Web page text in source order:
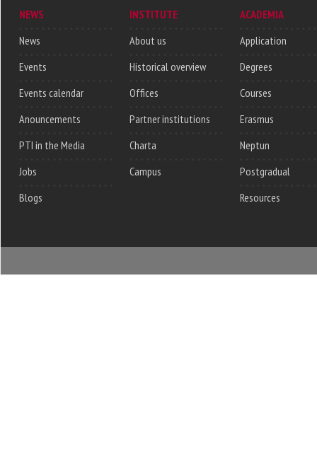
NEWS
News
Events
Events calendar
Anouncements
PTI in the Media
Jobs
Blogs
INSTITUTE
About us
Historical overview
Offices
Partner institutions
Charta
Campus
ACADEMIA
Application
Degrees
Courses
Erasmus
Neptun
Postgradual
Resources